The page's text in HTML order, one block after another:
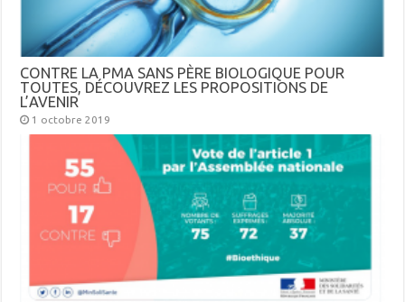
CONTRE LA PMA SANS PÈRE BIOLOGIQUE POUR
TOUTES, DÉCOUVREZ LES PROPOSITIONS DE
L’AVENIR
1 octobre 2019